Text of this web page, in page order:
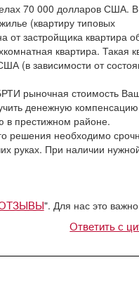
70 000 долларов США. В
(квартиру типовых
от застройщика квартира
квартира. Такая
(в зависимости от
рыночная стоимость
денежную
в престижном районе.
решения необходимо
руках. При наличии
". Для нас это
Ответить с